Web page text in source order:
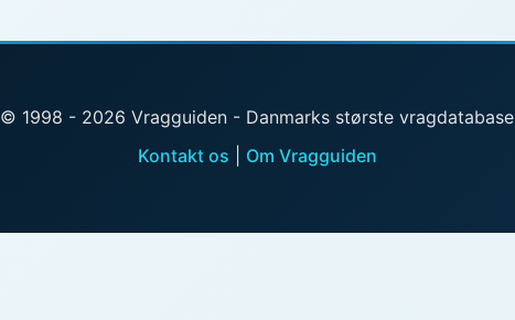
© 1998 - 2026 Vragguiden - Danmarks største vragdatabase
Kontakt os
Om Vragguiden